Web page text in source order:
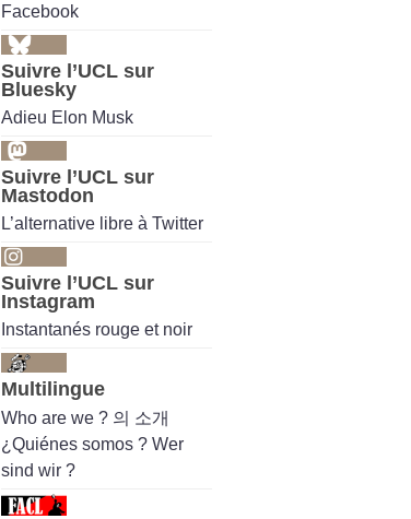
Facebook
Suivre l’UCL sur
Bluesky
Adieu Elon Musk
Suivre l’UCL sur
Mastodon
L’alternative libre à Twitter
Suivre l’UCL sur
Instagram
Instantanés rouge et noir
Multilingue
Who are we ? 의 소개
¿Quiénes somos ? Wer
sind wir ?